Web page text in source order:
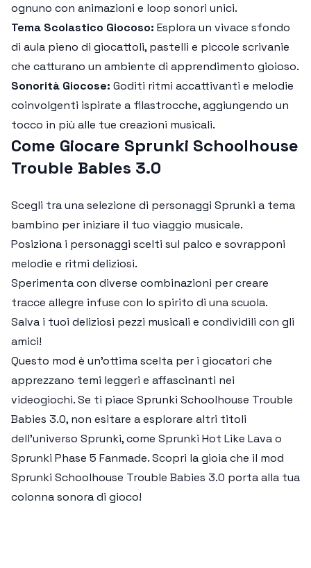
ognuno con animazioni e loop sonori unici.
Tema Scolastico Giocoso: Esplora un vivace sfondo
di aula pieno di giocattoli, pastelli e piccole scrivanie
che catturano un ambiente di apprendimento gioioso.
Sonorità Giocose: Goditi ritmi accattivanti e melodie
coinvolgenti ispirate a filastrocche, aggiungendo un
tocco in più alle tue creazioni musicali.
Come Giocare Sprunki Schoolhouse
Trouble Babies 3.0
Scegli tra una selezione di personaggi Sprunki a tema
bambino per iniziare il tuo viaggio musicale.
Posiziona i personaggi scelti sul palco e sovrapponi
melodie e ritmi deliziosi.
Sperimenta con diverse combinazioni per creare
tracce allegre infuse con lo spirito di una scuola.
Salva i tuoi deliziosi pezzi musicali e condividili con gli
amici!
Questo mod è un'ottima scelta per i giocatori che
apprezzano temi leggeri e affascinanti nei
videogiochi. Se ti piace Sprunki Schoolhouse Trouble
Babies 3.0, non esitare a esplorare altri titoli
dell'universo Sprunki, come Sprunki Hot Like Lavao
Sprunki Phase 5 Fanmade. Scopri la gioia che il mod
Sprunki Schoolhouse Trouble Babies 3.0 porta alla tua
colonna sonora di gioco!